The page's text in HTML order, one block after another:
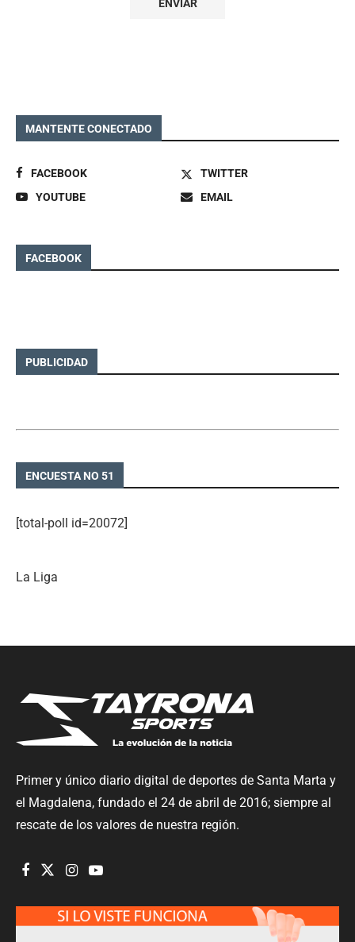
MANTENTE CONECTADO
FACEBOOK
TWITTER
YOUTUBE
EMAIL
FACEBOOK
PUBLICIDAD
ENCUESTA NO 51
[total-poll id=20072]
La Liga
Primer y único diario digital de deportes de Santa Marta y
el Magdalena, fundado el 24 de abril de 2016; siempre al
rescate de los valores de nuestra región.